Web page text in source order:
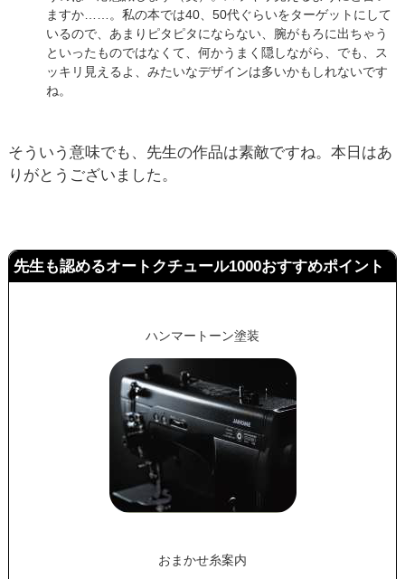
ますか……。私の本では40、50代ぐらいをターゲットにして
いるので、あまりピタピタにならない、腕がもろに出ちゃう
といったものではなくて、何かうまく隠しながら、でも、ス
ッキリ見えるよ、みたいなデザインは多いかもしれないです
ね。
そういう意味でも、先生の作品は素敵ですね。本日はあ
りがとうございました。
先生も認めるオートクチュール1000おすすめポイント
ハンマートーン塗装
おまかせ糸案内